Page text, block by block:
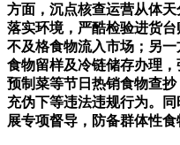
方面，沉点核查运营从体
落实环境，严酷检验进货
不及格食物流入市场；另一
食物留样及冷链储存办理，
预制菜等节日热销食物查
充伪下等违法违规行为。
展专项督导，防备群体性食